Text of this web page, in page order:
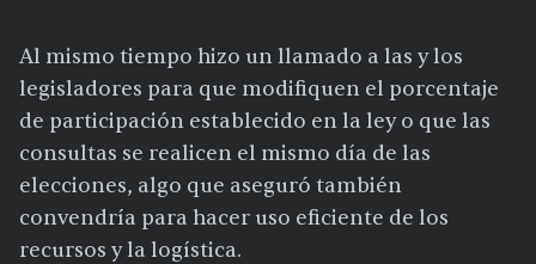
Al mismo tiempo hizo un llamado a las y los
legisladores para que modifiquen el porcentaje
de participación establecido en la ley o que las
consultas se realicen el mismo día de las
elecciones, algo que aseguró también
convendría para hacer uso eficiente de los
recursos y la logística.